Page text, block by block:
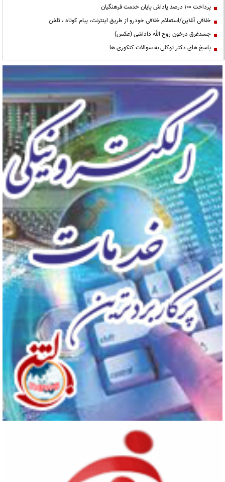
پرداخت ۱۰۰ درصد پاداش پایان خدمت فرهنگیان
خلافی آنلاین/استعلام خلافی خودرو از طریق اینترنت، پیام کوتاه ، تلفن
جسدغرق درخون روح الله داداشی (عکس)
پاسخ های دکتر توکلی به سوالات کنکوری ها